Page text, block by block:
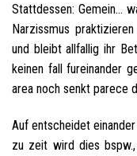
Stattdessen: Gemein…
Narzissmus
und bleibt allfallig ihr
keinen fall fureinander
area noch senkt parece
Auf entscheidet
zu zeit wird dies